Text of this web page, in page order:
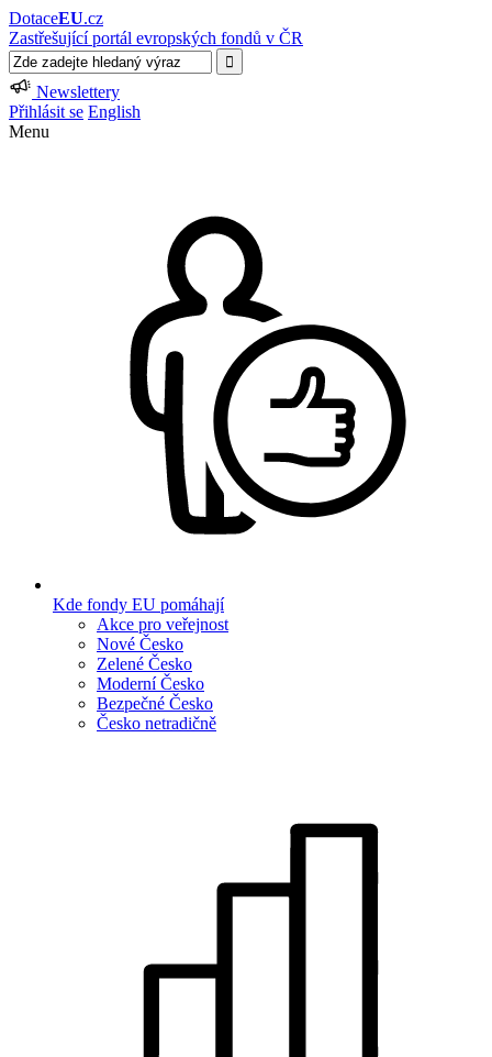
DotaceEU.cz
Zastřešující portál evropských fondů v ČR
Newslettery
Přihlásit se English
Menu
Kde fondy EU pomáhají
Akce pro veřejnost
Nové Česko
Zelené Česko
Moderní Česko
Bezpečné Česko
Česko netradičně